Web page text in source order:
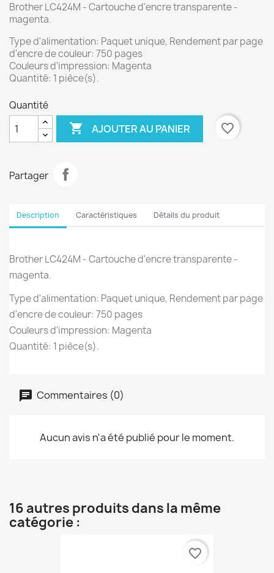
Brother LC424M - Cartouche d'encre transparente -
magenta.
Type d'alimentation: Paquet unique, Rendement par page
d'encre de couleur: 750 pages
Couleurs d'impression: Magenta
Quantité: 1 pièce(s).
Quantité
 AJOUTER AU PANIER favorite_border
Partager
Description Caractéristiques Détails du produit
Brother LC424M - Cartouche d'encre transparente -
magenta.
Type d'alimentation: Paquet unique, Rendement par page
d'encre de couleur: 750 pages
Couleurs d'impression: Magenta
Quantité: 1 pièce(s).
Commentaires (0)
Aucun avis n'a été publié pour le moment.
16 autres produits dans la même
catégorie :
favorite_border